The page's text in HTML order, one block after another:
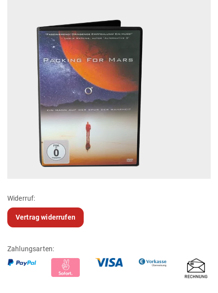
Widerruf:
Vertrag widerrufen
Zahlungsarten: